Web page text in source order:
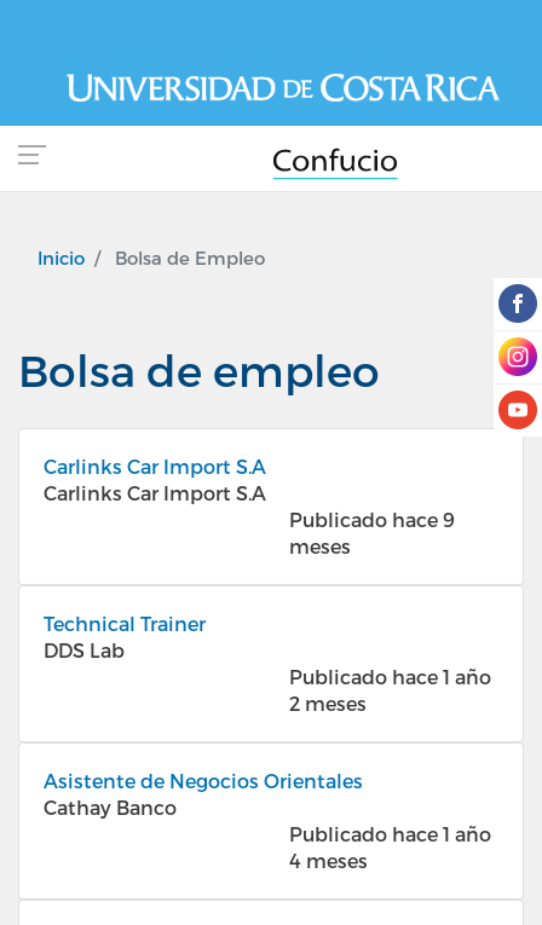
contenido
principal
Inicio Bolsa de Empleo
Bolsa de empleo
Carlinks Car Import S.A
Carlinks Car Import S.A
Publicado hace 9
meses
Technical Trainer
DDS Lab
Publicado hace 1 año
2 meses
Asistente de Negocios Orientales
Cathay Banco
Publicado hace 1 año
4 meses